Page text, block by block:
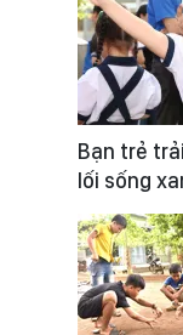
Bạn trẻ
lối sống